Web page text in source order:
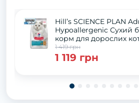
Hill’s SCIENCE PLAN
Hypoallergenic Сухий
корм для дорослих
до певних компонентів
білком і протеїном
1 419 грн
1 119 грн